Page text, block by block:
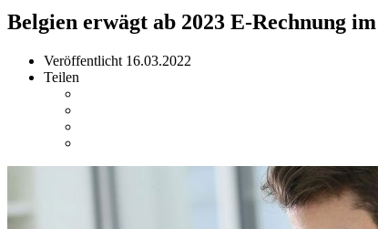
Belgien erwägt ab 2023 E-Rechnung
Veröffentlicht 16.03.2022
Teilen